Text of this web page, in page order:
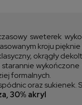
sweterek
kroju
okrągły
starannie
formalnych.
oraz sukienek.
30% akryl